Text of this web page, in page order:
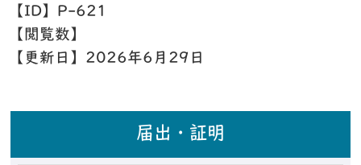
【ID】 P-621
【閲覧数】
【更新日】 2026年6月29日
届出・証明